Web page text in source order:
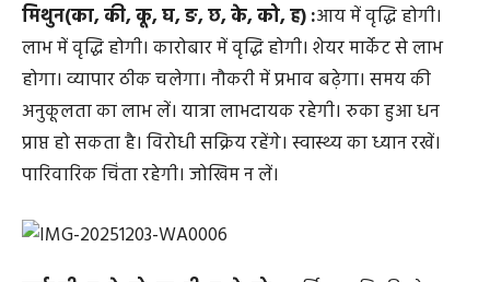
मिथुन(का, की, कू, घ, ङ, छ, के, को, ह) :आय में वृद्धि होगी।
लाभ में वृद्धि होगी। कारोबार में वृद्धि होगी। शेयर मार्केट से लाभ
होगा। व्यापार ठीक चलेगा। नौकरी में प्रभाव बढ़ेगा। समय की
अनुकूलता का लाभ लें। यात्रा लाभदायक रहेगी। रुका हुआ धन
प्राप्त हो सकता है। विरोधी सक्रिय रहेंगे। स्वास्थ्‍य का ध्यान रखें।
पारिवारिक चिंता रहेगी। जो‍खिम न लें।